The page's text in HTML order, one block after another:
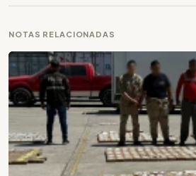
NOTAS RELACIONADAS